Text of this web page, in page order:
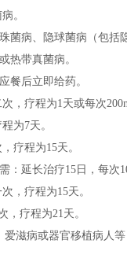
。
菌病、隐球菌病（包括
热带真菌病。
餐后立即给药。
，疗程为1天或每次
为7天。
疗程为15天。
延长治疗15日，每次
，疗程为15天。
，疗程为21天。
滋病或器官移植病人